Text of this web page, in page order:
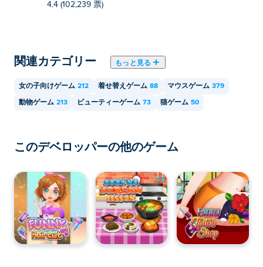
4.4 (102,239 票)
関連カテゴリー もっと見る
女の子向けゲーム 212 着せ替えゲーム 88 マウスゲーム 379
動物ゲーム 213 ビューティーゲーム 73 猫ゲーム 50
このデベロッパーの他のゲーム